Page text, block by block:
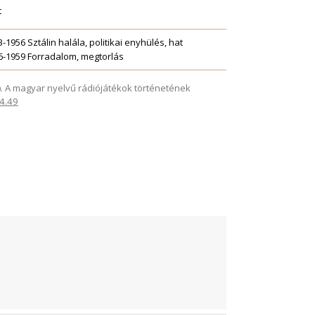
1956 Sztálin halála, politikai enyhülés, hat
1959 Forradalom, megtorlás
A magyar nyelvű rádiójátékok történetének